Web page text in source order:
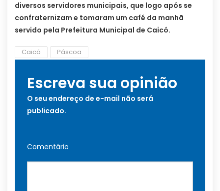
diversos servidores municipais, que logo após se
confraternizam e tomaram um café da manhã
servido pela Prefeitura Municipal de Caicó.
Caicó Páscoa
Escreva sua opinião
O seu endereço de e-mail não será
publicado.
Comentário